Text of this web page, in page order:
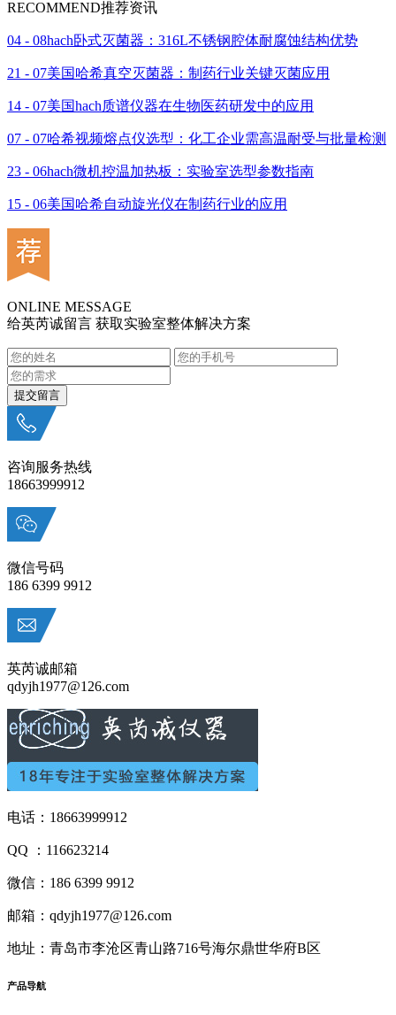
RECOMMEND推荐资讯
04 - 08hach卧式灭菌器：316L不锈钢腔体耐腐蚀结构优势
21 - 07美国哈希真空灭菌器：制药行业关键灭菌应用
14 - 07美国hach质谱仪器在生物医药研发中的应用
07 - 07哈希视频熔点仪选型：化工企业需高温耐受与批量检测
23 - 06hach微机控温加热板：实验室选型参数指南
15 - 06美国哈希自动旋光仪在制药行业的应用
ONLINE MESSAGE
给英芮诚留言 获取实验室整体解决方案
咨询服务热线
18663999912
微信号码
186 6399 9912
英芮诚邮箱
qdyjh1977@126.com
电话：18663999912
QQ ：116623214
微信：186 6399 9912
邮箱：qdyjh1977@126.com
地址：青岛市李沧区青山路716号海尔鼎世华府B区
产品导航